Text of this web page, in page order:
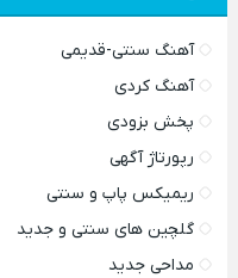
آهنگ سنتی-قدیمی
آهنگ کردی
پخش بزودی
رپورتاژ آگهی
ریمیکس پاپ و سنتی
گلچین های سنتی و جدید
مداحی جدید